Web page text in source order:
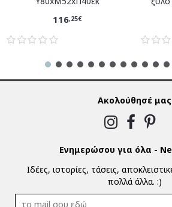
116,25€
Ακολούθησέ μας
Ενημερώσου για όλα -
Ιδέες, ιστορίες, τάσεις,
πολλά άλλα. :)